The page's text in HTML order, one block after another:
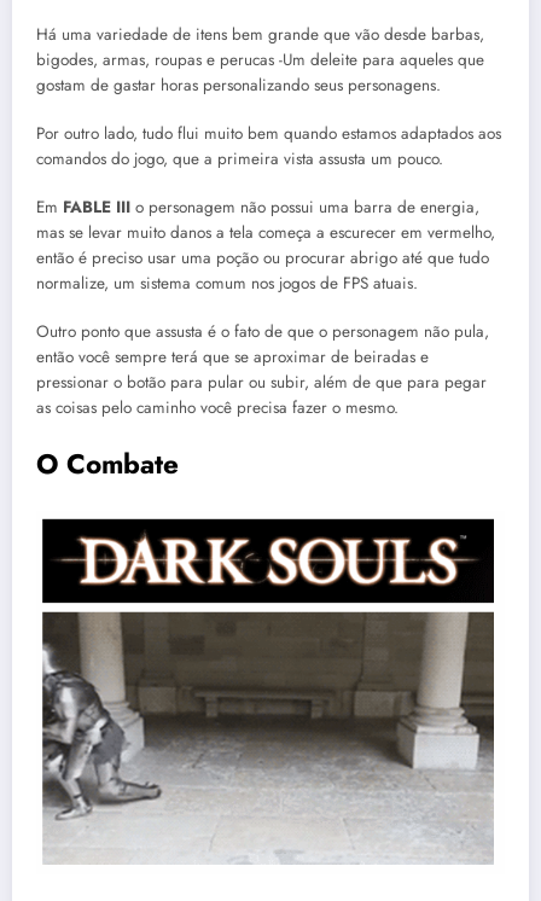
Há uma variedade de itens bem grande que vão desde barbas,
bigodes, armas, roupas e perucas -Um deleite para aqueles que
gostam de gastar horas personalizando seus personagens.
Por outro lado, tudo flui muito bem quando estamos adaptados aos
comandos do jogo, que a primeira vista assusta um pouco.
Em FABLE III o personagem não possui uma barra de energia,
mas se levar muito danos a tela começa a escurecer em vermelho,
então é preciso usar uma poção ou procurar abrigo até que tudo
normalize, um sistema comum nos jogos de FPS atuais.
Outro ponto que assusta é o fato de que o personagem não pula,
então você sempre terá que se aproximar de beiradas e
pressionar o botão para pular ou subir, além de que para pegar
as coisas pelo caminho você precisa fazer o mesmo.
O Combate